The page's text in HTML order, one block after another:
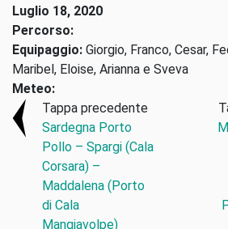
Luglio 18, 2020
Percorso:
Equipaggio: Giorgio, Franco, Cesar,
Maribel, Eloise, Arianna e Sveva
Meteo:
Tappa precedente
Sardegna Porto
Pollo – Spargi (Cala
Corsara) –
Maddalena (Porto
di Cala
Mangiavolpe)